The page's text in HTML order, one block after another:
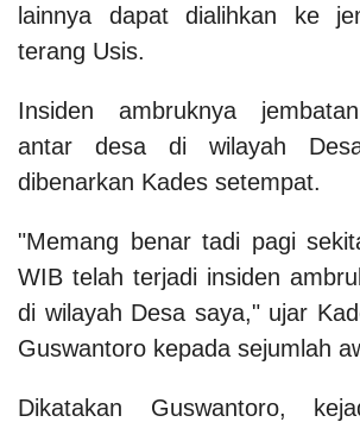
lainnya dapat dialihkan ke
terang Usis.
Insiden ambruknya
antar desa di wilayah
dibenarkan Kades setempat.
"Memang benar tadi pagi
WIB telah terjadi insiden
di wilayah Desa saya," ujar
Guswantoro kepada sejumlah
Dikatakan Guswantoro,